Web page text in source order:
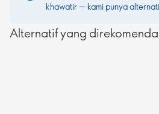
khawatir — kami punya
Alternatif yang